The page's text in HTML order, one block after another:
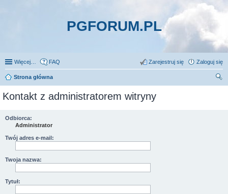
PGFORUM.PL
Więcej… FAQ Zaloguj się
Zarejestruj się
Strona główna
Kontakt z administratorem witryny
Odbiorca:
Administrator
Twój adres e-mail:
Twoja nazwa:
Tytuł: